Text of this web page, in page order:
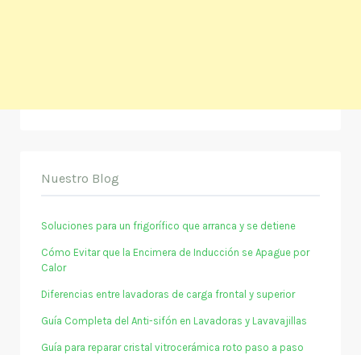
Nuestro Blog
Soluciones para un frigorífico que arranca y se detiene
Cómo Evitar que la Encimera de Inducción se Apague por
Calor
Diferencias entre lavadoras de carga frontal y superior
Guía Completa del Anti-sifón en Lavadoras y Lavavajillas
Guía para reparar cristal vitrocerámica roto paso a paso